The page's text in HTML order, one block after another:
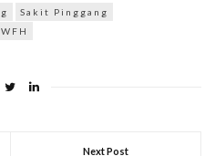
Sakit Pinggang
WFH
Next Post